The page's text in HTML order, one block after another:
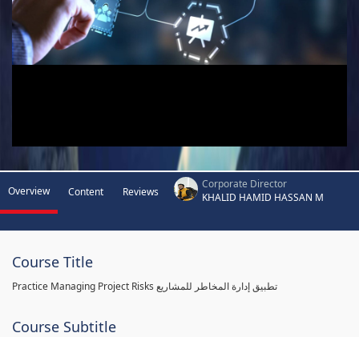
Overview Content Reviews
Corporate Director
KHALID HAMID HASSAN M
Course Title
Practice Managing Project Risks تطبيق إدارة المخاطر للمشاريع
Course Subtitle